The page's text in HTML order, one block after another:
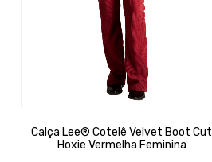
Calça Lee® Cotelê Velvet Boot Cut
Hoxie Vermelha Feminina